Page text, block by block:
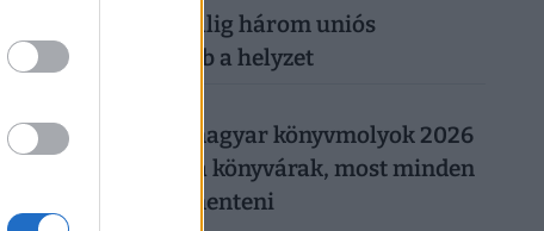
Magyarországon: alig három uniós
országban rosszabb a helyzet
Így trükköznek a magyar könyvmolyok 2026
nyarán: elszálltak a könyvárak, most minden
forintot meg kell menteni